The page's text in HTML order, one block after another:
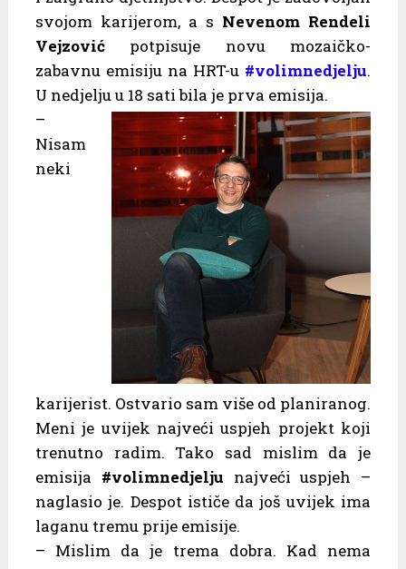
svojom karijerom, a s Nevenom Rendeli
Vejzovićpotpisuje novu mozaičko-
zabavnu emisiju na HRT-u #volimnedjelju.
U nedjelju u 18 sati bila je prva emisija.
–
Nisam
neki
karijerist. Ostvario sam više od planiranog.
Meni je uvijek najveći uspjeh projekt koji
trenutno radim. Tako sad mislim da je
emisija #volimnedjelju najveći uspjeh –
naglasio je. Despot ističe da još uvijek ima
laganu tremu prije emisije.
– Mislim da je trema dobra. Kad nema